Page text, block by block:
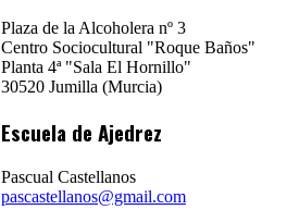
Plaza de la Alcoholera nº 3
Centro Sociocultural "Roque Baños"
Planta 4ª "Sala El Hornillo"
30520 Jumilla (Murcia)
Escuela de Ajedrez
Pascual Castellanos
pascastellanos@gmail.com